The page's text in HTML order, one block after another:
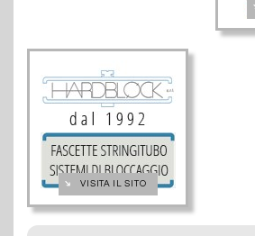
➔ VISITA IL SITO